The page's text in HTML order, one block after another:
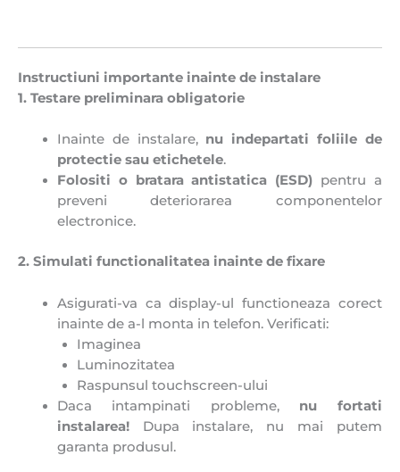
Instructiuni importante inainte de instalare
1. Testare preliminara obligatorie
Inainte de instalare, nu indepartati foliile de
protectie sau etichetele.
Folositi o bratara antistatica (ESD) pentru a
preveni deteriorarea componentelor
electronice.
2. Simulati functionalitatea inainte de fixare
Asigurati-va ca display-ul functioneaza corect
inainte de a-l monta in telefon. Verificati:
Imaginea
Luminozitatea
Raspunsul touchscreen-ului
Daca intampinati probleme, nu fortati
instalarea!Dupa instalare, nu mai putem
garanta produsul.